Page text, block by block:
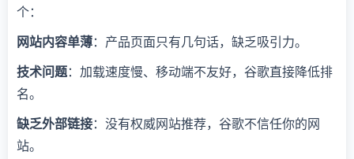
个：
网站内容单薄：产品页面只有几句话，缺乏吸引力。
技术问题：加载速度慢、移动端不友好，谷歌直接降低排
名。
缺乏外部链接：没有权威网站推荐，谷歌不信任你的网
站。